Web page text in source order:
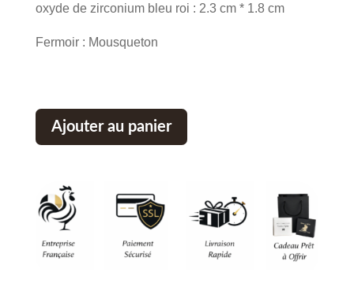
oxyde de zirconium bleu roi : 2.3 cm * 1.8 cm
Fermoir : Mousqueton
Ajouter au panier